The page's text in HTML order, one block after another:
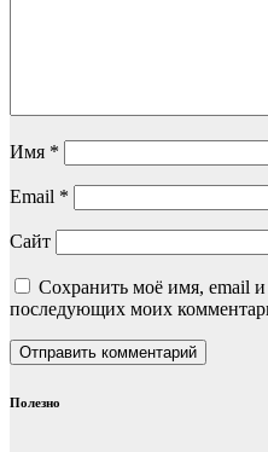
Имя *
Email *
Сайт
Сохранить моё имя, email и
последующих моих
Полезно